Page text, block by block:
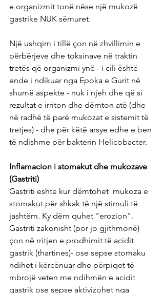
e organizmit tonë nëse një mukozë
gastrike NUK sëmuret.
Një ushqim i tillë çon në zhvillimin e
përbërjeve dhe toksinave në traktin
tretës që organizmi ynë - i cili është
ende i ndikuar nga Epoka e Gurit në
shumë aspekte - nuk i njeh dhe që si
rezultat e irriton dhe dëmton atë (dhe
në radhë të parë mukozat e sistemit të
tretjes) - dhe për këtë arsye edhe e ben
të ndishme për bakterin Helicobacter.
Inflamacion i stomakut dhe mukozave
(Gastriti)
Gastriti eshte kur dëmtohet  mukoza e
stomakut për shkak të një stimuli të
jashtëm. Ky dëm quhet "erozion".
Gastriti zakonisht (por jo gjithmonë)
çon në rritjen e prodhimit të acidit
gastrik (thartines)- ose sepse stomaku
ndihet i kërcënuar dhe përpiqet të
mbrojë veten me ndihmën e acidit
gastrik ose sepse aktivizohet nga